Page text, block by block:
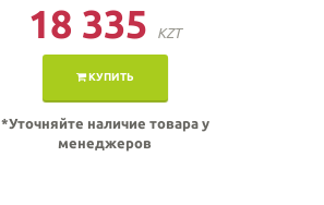
18 335 KZT
КУПИТЬ
*Уточняйте наличие товара у
менеджеров